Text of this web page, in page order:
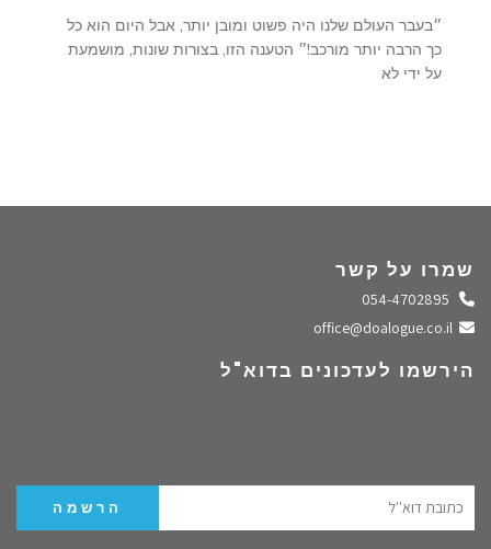
״בעבר העולם שלנו היה פשוט ומובן יותר, אבל היום הוא כל
כך הרבה יותר מורכב!״ הטענה הזו, בצורות שונות, מושמעת
על ידי לא
שמרו על קשר
התקשרו אלינו
שלחו מייל
הירשמו לעדכונים בדוא"ל